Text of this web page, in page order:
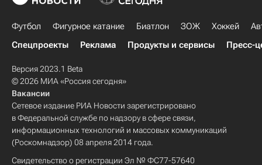
Футбол Фигурное катание Биатлон ЗОЖ Хоккей
Спецпроекты
Реклама Продукты и сервисы Пресс-
Версия 2023.1 Beta
© 2026 МИА «Россия сегодня»
Вакансии
Сетевое издание РИА Новости зарегистрировано
в Федеральной службе по надзору в сфере связи,
информационных технологий и массовых коммуникаций
(Роскомнадзор) 08 апреля 2014 года.
Свидетельство о регистрации Эл № ФС77-57640